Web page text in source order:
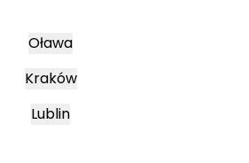
Oława
Kraków
Lublin